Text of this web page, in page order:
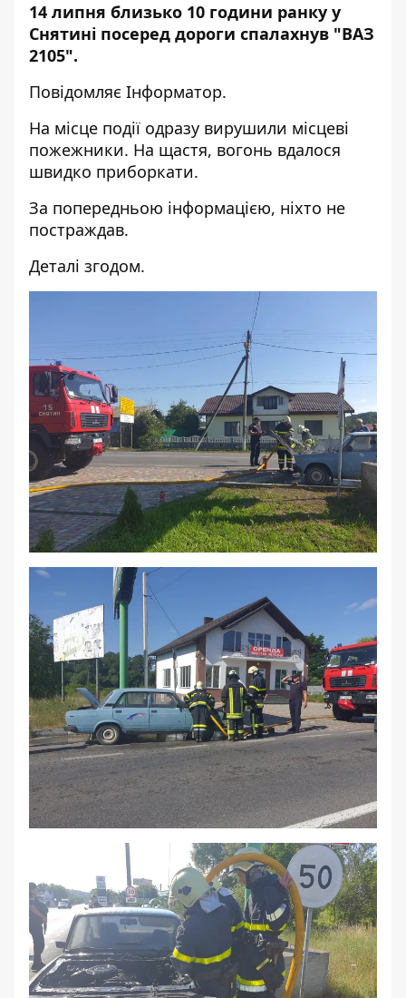
14 липня близько 10 години ранку у
Снятині посеред дороги спалахнув "ВАЗ
2105".
Повідомляє Інформатор.
На місце події одразу вирушили місцеві
пожежники. На щастя, вогонь вдалося
швидко приборкати.
За попередньою інформацією, ніхто не
постраждав.
Деталі згодом.